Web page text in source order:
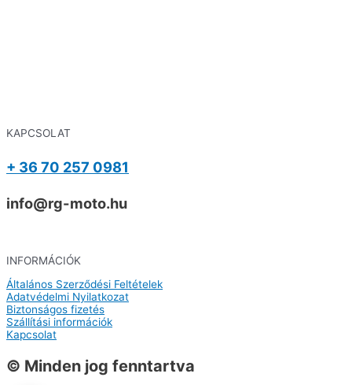
KAPCSOLAT
+ 36 70 257 0981
info@rg-moto.hu
INFORMÁCIÓK
Általános Szerződési Feltételek
Adatvédelmi Nyilatkozat
Biztonságos fizetés
Szállítási információk
Kapcsolat
© Minden jog fenntartva